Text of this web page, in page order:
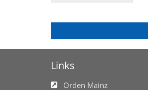
Links
Orden Mainz